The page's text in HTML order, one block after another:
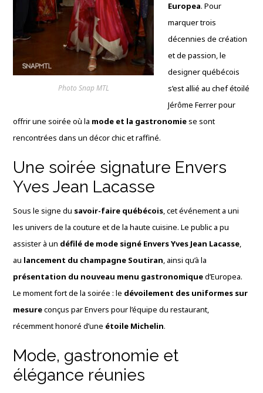
Photo Snap MTL
Europea. Pour
marquer trois
décennies de création
et de passion, le
designer québécois
s’est allié au chef étoilé
Jérôme Ferrer pour
offrir une soirée où la mode et la gastronomiese sont
rencontrées dans un décor chic et raffiné.
Une soirée signature Envers
Yves Jean Lacasse
Sous le signe du savoir-faire québécois, cet événement a uni
les univers de la couture et de la haute cuisine. Le public a pu
assister à un défilé de mode signé Envers Yves Jean Lacasse,
au lancement du champagne Soutiran, ainsi qu’à la
présentation du nouveau menu gastronomiqued’Europea.
Le moment fort de la soirée : le dévoilement des uniformes sur
mesureconçus par Envers pour l’équipe du restaurant,
récemment honoré d’une étoile Michelin.
Mode, gastronomie et
élégance réunies